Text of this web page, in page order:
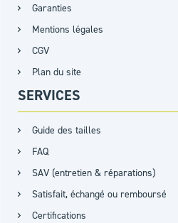
Garanties
Mentions légales
CGV
Plan du site
SERVICES
Guide des tailles
FAQ
SAV (entretien & réparations)
Satisfait, échangé ou remboursé
Certifications